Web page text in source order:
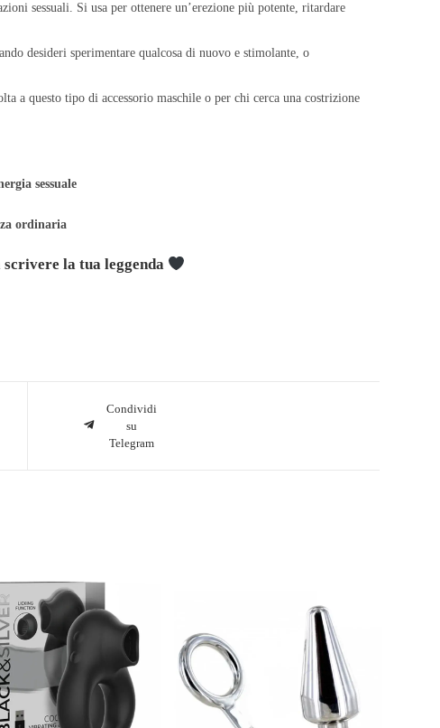
sessuali. Si usa per ottenere un’erezione più potente, ritardare
desideri sperimentare qualcosa di nuovo e stimolante, o
a questo tipo di accessorio maschile o per chi cerca una costrizione
sessuale
ordinaria
scrivere la tua leggenda
Condividi
su
Telegram